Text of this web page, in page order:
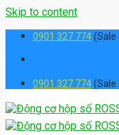
Skip to content
0901 327 774(Sale
0901 327 774(Sale